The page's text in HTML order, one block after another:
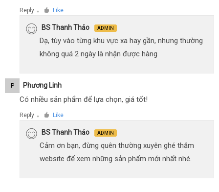
Reply ● Like
BS Thanh Thảo ADMIN
Dạ, tùy vào từng khu vực xa hay gần, nhưng thường
không quá 2 ngày là nhận được hàng
P Phương Linh
Có nhiều sản phẩm để lựa chọn, giá tốt!
Reply ● Like
BS Thanh Thảo ADMIN
Cảm ơn bạn, đừng quên thường xuyên ghé thăm
website để xem những sản phẩm mới nhất nhé.